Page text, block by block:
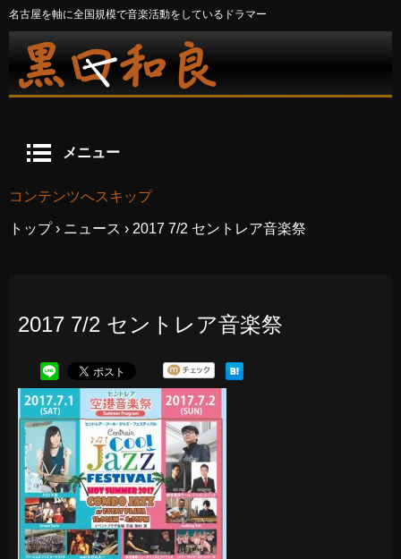
名古屋を軸に全国規模で音楽活動をしているドラマー
メニュー
コンテンツへスキップ
トップ › ニュース › 2017 7/2 セントレア音楽祭
2017 7/2 セントレア音楽祭